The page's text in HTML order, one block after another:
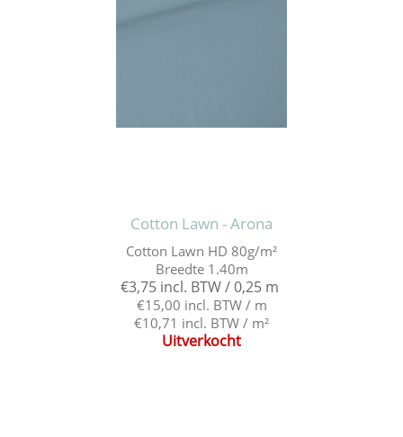
Cotton Lawn - Arona
Cotton Lawn HD 80g/m²
Breedte 1.40m
€3,75 incl. BTW / 0,25 m
€15,00 incl. BTW / m
€10,71 incl. BTW / m²
Uitverkocht